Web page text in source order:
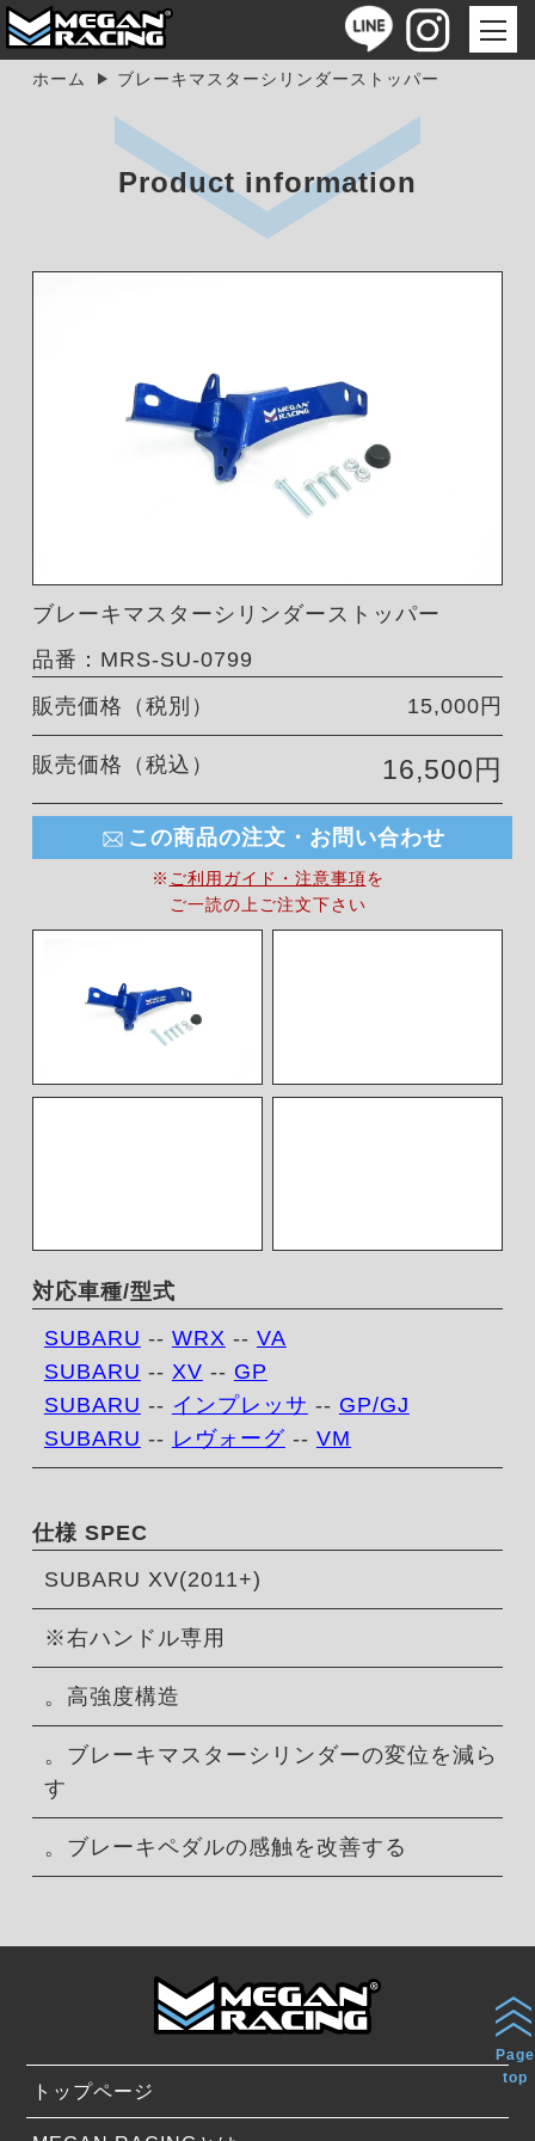
ホーム ブレーキマスターシリンダーストッパー
Product information
ブレーキマスターシリンダーストッパー
品番：MRS-SU-0799
販売価格（税別）
15,000円
販売価格（税込） 16,500円
この商品の注文・お問い合わせ
※ ご利用ガイド・注意事項を
ご一読の上ご注文下さい
対応車種/型式
SUBARU -- WRX -- VA
SUBARU -- XV -- GP
SUBARU -- インプレッサ -- GP/GJ
SUBARU -- レヴォーグ-- VM
仕様 SPEC
SUBARU XV(2011+)
※右ハンドル専用
。高強度構造
。ブレーキマスターシリンダーの変位を減ら
す
。ブレーキペダルの感触を改善する
トップページ
Page
top